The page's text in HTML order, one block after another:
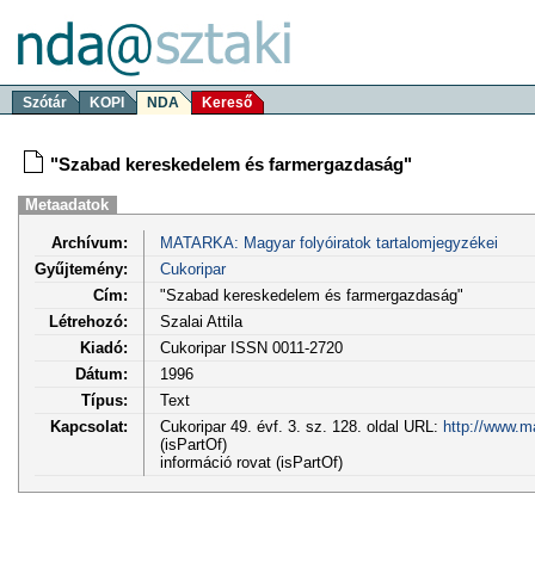
Szótár KOPI NDA Kereső
"Szabad kereskedelem és farmergazdaság"
Metaadatok
Archívum:
MATARKA: Magyar folyóiratok tartalomjegyzékei
Gyűjtemény:
Cukoripar
Cím:
"Szabad kereskedelem és farmergazdaság"
Létrehozó:
Szalai Attila
Kiadó:
Cukoripar ISSN 0011-2720
Dátum:
1996
Típus:
Text
Kapcsolat:
Cukoripar 49. évf. 3. sz. 128. oldal URL: http://
(isPartOf)
információ rovat (isPartOf)